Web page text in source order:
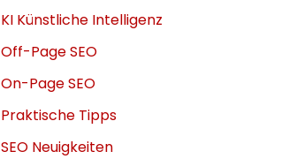
KI Künstliche Intelligenz
Off-Page SEO
On-Page SEO
Praktische Tipps
SEO Neuigkeiten